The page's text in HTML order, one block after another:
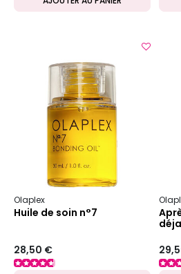
Olaplex
Huile de soin n°7
28,50 €